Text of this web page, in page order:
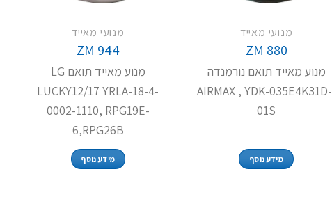
מנועי מאייד
ZM 880
מנוע מאייד תואם נורמנדה
,AIRMAX , YDK-035E4K31D-
01S
מידע נוסף
מנועי מאייד
ZM 944
מנוע מאייד תואם LG
LUCKY12/17 YRLA-18-4-
0002-1110, RPG19E-
6,RPG26B
מידע נוסף